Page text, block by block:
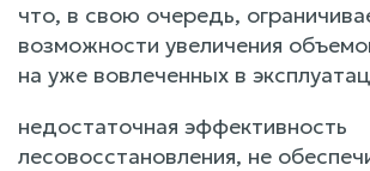
что, в свою очередь,
возможности увеличения
на уже вовлеченных в
недостаточная эффективность
лесовосстановления, не